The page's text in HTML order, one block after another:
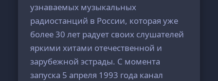
узнаваемых музыкальных
радиостанций в России, которая уже
более 30 лет радует своих слушателей
яркими хитами отечественной и
зарубежной эстрады. С момента
запуска 5 апреля 1993 года канал